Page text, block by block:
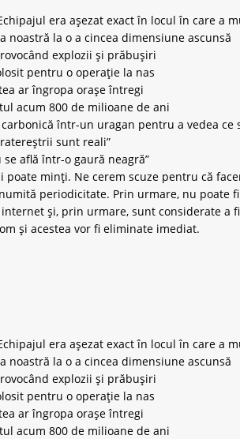
era așezat exact în locul în care a
noastră la o a cincea dimensiune ascunsă
explozii și prăbușiri
pentru o operație la nas
ar îngropa orașe întregi
acum 800 de milioane de ani
într-un uragan pentru a vedea ce
sunt reali”
află într-o gaură neagră”
minți. Ne cerem scuze pentru că
periodicitate. Prin urmare, nu
și, prin urmare, sunt considerate
și acestea vor fi eliminate imediat.
era așezat exact în locul în care a
noastră la o a cincea dimensiune ascunsă
explozii și prăbușiri
pentru o operație la nas
ar îngropa orașe întregi
acum 800 de milioane de ani